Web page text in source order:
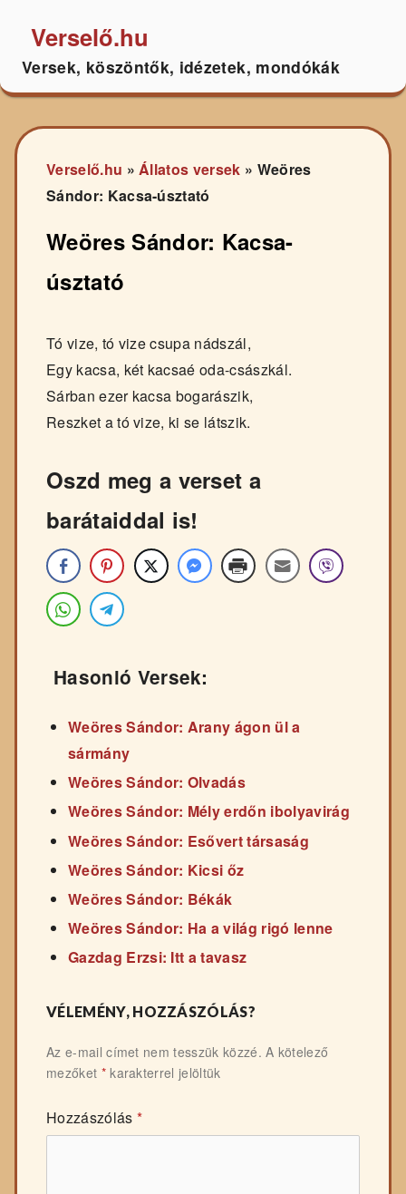
Verselő.hu
Versek, köszöntők, idézetek, mondókák
Verselő.hu »Állatos versek » Weöres
Sándor: Kacsa-úsztató
Weöres Sándor: Kacsa-
úsztató
Tó vize, tó vize csupa nádszál,
Egy kacsa, két kacsaé oda-császkál.
Sárban ezer kacsa bogarászik,
Reszket a tó vize, ki se látszik.
Oszd meg a verset a
barátaiddal is!
Hasonló Versek:
Weöres Sándor: Arany ágon ül a
sármány
Weöres Sándor: Olvadás
Weöres Sándor: Mély erdőn ibolyavirág
Weöres Sándor: Esővert társaság
Weöres Sándor: Kicsi őz
Weöres Sándor: Békák
Weöres Sándor: Ha a világ rigó lenne
Gazdag Erzsi: Itt a tavasz
VÉLEMÉNY, HOZZÁSZÓLÁS?
Az e-mail címet nem tesszük közzé. A kötelező
mezőket *karakterrel jelöltük
Hozzászólás *